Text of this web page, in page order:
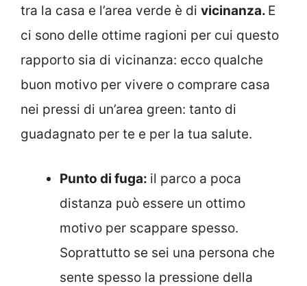
tra la casa e l’area verde è di vicinanza. E
ci sono delle ottime ragioni per cui questo
rapporto sia di vicinanza: ecco qualche
buon motivo per vivere o comprare casa
nei pressi di un’area green: tanto di
guadagnato per te e per la tua salute.
Punto di fuga: il parco a poca
distanza può essere un ottimo
motivo per scappare spesso.
Soprattutto se sei una persona che
sente spesso la pressione della